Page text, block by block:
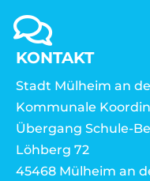
KONTAKT
Stadt Mülheim an
Kommunale
Übergang Schule-
Löhberg 72
45468 Mülheim an